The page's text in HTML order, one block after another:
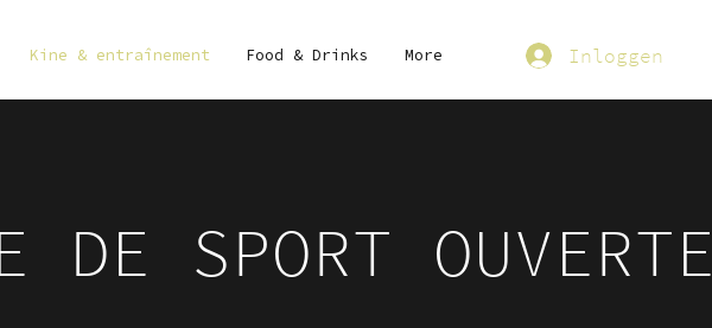
Kine & entraînement Food & Drinks More Inloggen
DE SPORT OUVERTE